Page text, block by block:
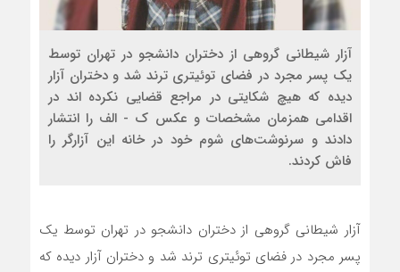
آزار شیطانی گروهی از دختران دانشجو در تهران توسط
یک پسر مجرد در فضای توئیتری ترند شد و دختران آزار
دیده که هیچ شکایتی در مراجع قضایی نکرده اند در
اقدامی همزمان مشخصات و عکس ک - الف را انتشار
دادند و سرنوشت‌های شوم خود در خانه این آزارگر را
فاش کردند.
آزار شیطانی گروهی از دختران دانشجو در تهران توسط یک
پسر مجرد در فضای توئیتری ترند شد و دختران آزار دیده که